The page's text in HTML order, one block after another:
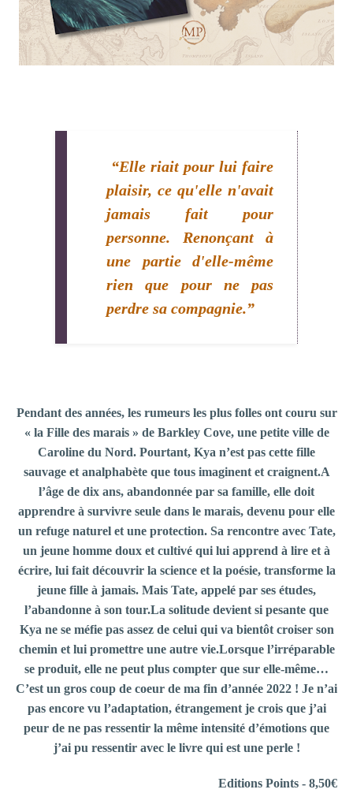
“Elle riait pour lui faire
plaisir, ce qu'elle n'avait
jamais fait pour
personne. Renonçant à
une partie d'elle-même
rien que pour ne pas
perdre sa compagnie.”
Pendant des années, les rumeurs les plus folles ont couru sur
« la Fille des marais » de Barkley Cove, une petite ville de
Caroline du Nord. Pourtant, Kya n’est pas cette fille
sauvage et analphabète que tous imaginent et craignent.A
l’âge de dix ans, abandonnée par sa famille, elle doit
apprendre à survivre seule dans le marais, devenu pour elle
un refuge naturel et une protection. Sa rencontre avec Tate,
un jeune homme doux et cultivé qui lui apprend à lire et à
écrire, lui fait découvrir la science et la poésie, transforme la
jeune fille à jamais. Mais Tate, appelé par ses études,
l’abandonne à son tour.La solitude devient si pesante que
Kya ne se méfie pas assez de celui qui va bientôt croiser son
chemin et lui promettre une autre vie.Lorsque l’irréparable
se produit, elle ne peut plus compter que sur elle-même…
C’est un gros coup de coeur de ma fin d’année 2022 ! Je n’ai
pas encore vu l’adaptation, étrangement je crois que j’ai
peur de ne pas ressentir la même intensité d’émotions que
j’ai pu ressentir avec le livre qui est une perle !
Editions Points - 8,50€